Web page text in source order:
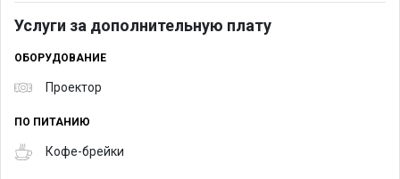
Услуги за дополнительную плату
ОБОРУДОВАНИЕ
Проектор
ПО ПИТАНИЮ
Кофе-брейки